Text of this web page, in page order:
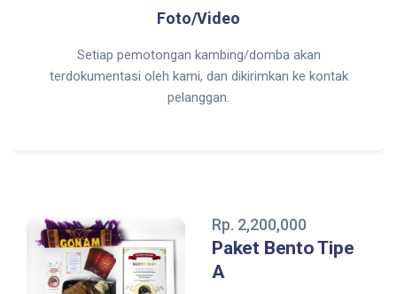
Foto/Video
Setiap pemotongan kambing/domba akan
terdokumentasi oleh kami, dan dikirimkan ke kontak
pelanggan.
Rp. 2,200,000
Paket Bento Tipe
A